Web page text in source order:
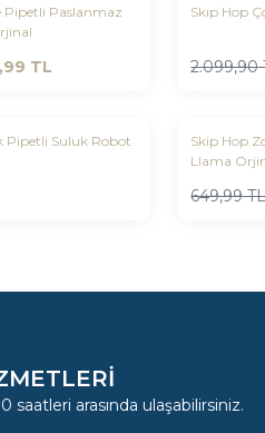
Pipetli Paslanmaz
TL
Yeni
Skıp Hop
2.099,90
Pipetli Suluk Robot
Yeni
%10
Skip Hop
Llama
649,99
saatleri arasında ulaşabilirsiniz.